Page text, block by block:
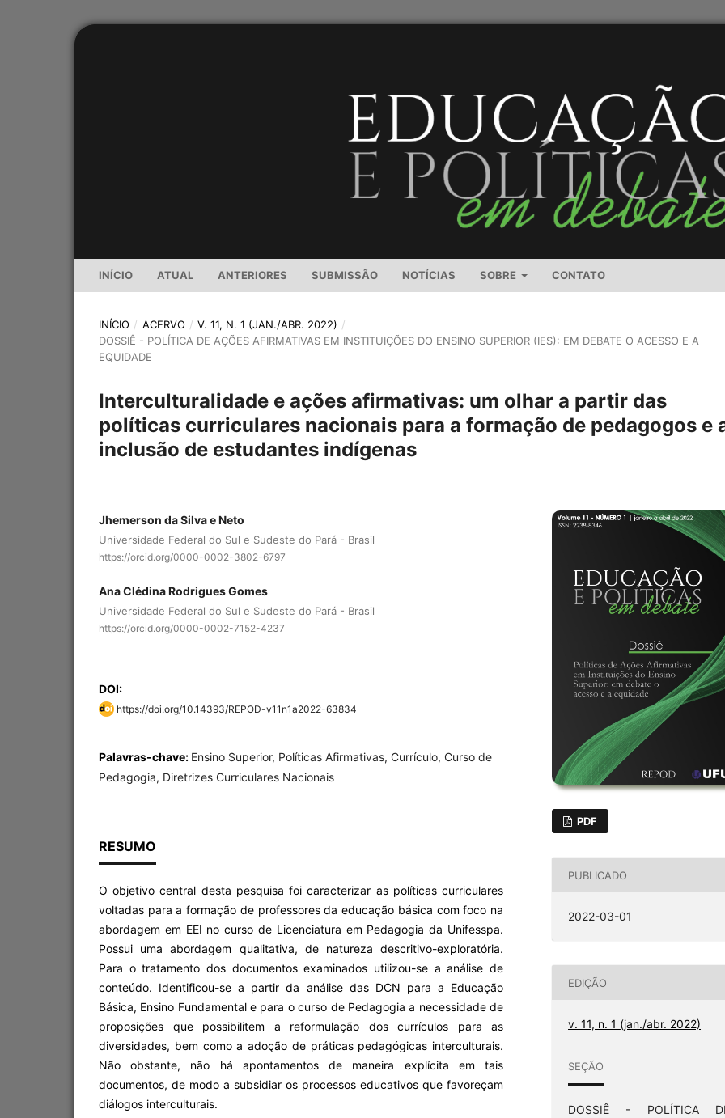
INÍCIO ATUAL ANTERIORES SUBMISSÃO NOTÍCIAS SOBRE CONTATO
INÍCIO / ACERVO / V. 11, N. 1 (JAN./ABR. 2022) /
DOSSIÊ - POLÍTICA DE AÇÕES AFIRMATIVAS EM INSTITUIÇÕES DO ENSINO SUPERIOR (IES): EM DEBATE O ACESSO E A
EQUIDADE
Interculturalidade e ações afirmativas: um olhar a partir das
políticas curriculares nacionais para a formação de pedagogos e
inclusão de estudantes indígenas
Jhemerson da Silva e Neto
Universidade Federal do Sul e Sudeste do Pará - Brasil
https://orcid.org/0000-0002-3802-6797
Ana Clédina Rodrigues Gomes
Universidade Federal do Sul e Sudeste do Pará - Brasil
https://orcid.org/0000-0002-7152-4237
DOI:
https://doi.org/10.14393/REPOD-v11n1a2022-63834
Palavras-chave: Ensino Superior, Políticas Afirmativas, Currículo, Curso de
Pedagogia, Diretrizes Curriculares Nacionais
RESUMO
O objetivo central desta pesquisa foi caracterizar as políticas curriculares
voltadas para a formação de professores da educação básica com foco na
abordagem em EEI no curso de Licenciatura em Pedagogia da Unifesspa.
Possui uma abordagem qualitativa, de natureza descritivo-exploratória.
Para o tratamento dos documentos examinados utilizou-se a análise de
conteúdo. Identificou-se a partir da análise das DCN para a Educação
Básica, Ensino Fundamental e para o curso de Pedagogia a necessidade de
proposições que possibilitem a reformulação dos currículos para as
diversidades, bem como a adoção de práticas pedagógicas interculturais.
Não obstante, não há apontamentos de maneira explícita em tais
documentos, de modo a subsidiar os processos educativos que favoreçam
diálogos interculturais.
PDF
PUBLICADO
2022-03-01
EDIÇÃO
v. 11, n. 1 (jan./abr. 2022)
SEÇÃO
DOSSIÊ - POLÍTICA